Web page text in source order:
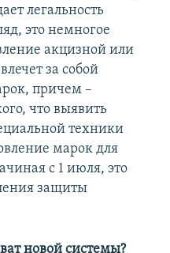
легальность
это немногое
акцизной или
за собой
причем –
что выявить
техники
марок для
с 1 июля, это
защиты
новой системы?